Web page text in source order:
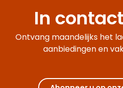
In
Ontvang maandelijks het
aanbiedingen en